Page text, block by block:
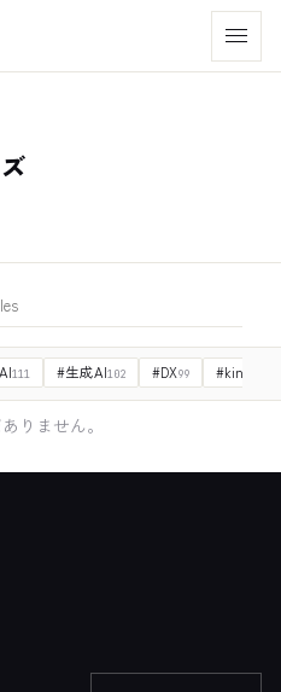
111 #生成AI102 #DX99 #kintone
りません。